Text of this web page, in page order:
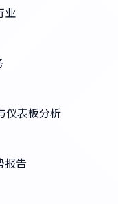
业
仪表板分析
报告